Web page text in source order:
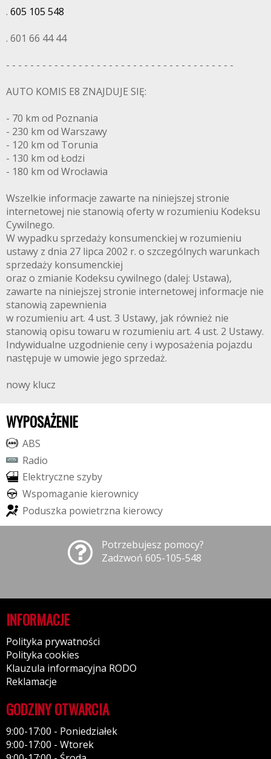
. 605 105 548
. 601 66 44 44
- - - - - - - - - - - - - - - - - - - - - - - - - - - - - - - - - - - - - -
AUTO KOMIS E8 ZNAJDUJE SIĘ:
- 70 km od Poznania
- 230 km od Warszawy
- 120 km od Torunia
- 130 km od Łodzi
- 180 km od Wrocławia
Wszelkie informacje zawarte na niniejszej stronie
internetowej nie stanowią oferty w rozumieniu Kodeksu
Cywilnego.
W wypadku sprzedaży konsumenckiej w rozumieniu
ustawy z dnia 27 lipca 2002 r. o szczególnych warunkach
sprzedaży konsumenckiej
oraz o zmianie Kodeksu cywilnego (dalej: Ustawa),
zawarte na niniejszej stronie internetowej informacje nie
stanowią zapewnienia
w rozumieniu art. 4 ust. 3 Ustawy, jak również nie
stanowią opisu towaru w rozumieniu art. 4 ust. 2 Ustawy.
Indywidualne uzgodnienie ceny i wyposażenia pojazdu
następuje w umowie jego sprzedaż.
nowy klucz
WYPOSAŻENIE
ABS
Radio
Elektryczne szyby
Wspomaganie kierownicy
Poduszka powietrzna kierowcy
Potrzebujesz pomocy?
Zadzwoń 605-105-548
INFORMACJE
Polityka prywatności
Polityka cookies
Klauzula informacyjna RODO
Reklamacje
GODZINY OTWARCIA
9:00-17:00 - Poniedziałek
9:00-17:00 - Wtorek